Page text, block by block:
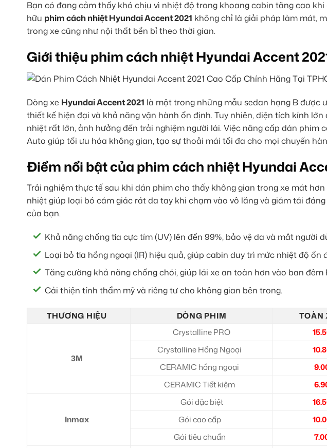
Bạn có đang cảm thấy khó chịu vì nhiệt độ trong khoang cabin tăng cao
hữu phim cách nhiệt Hyundai Accent 2021 không chỉ là giải pháp làm mát,
trong xe cũng như nội thất bền bỉ theo thời gian.
Giới thiệu phim cách nhiệt Hyundai Accent
Dòng xe Hyundai Accent 2021 là một trong những mẫu sedan hạng B
thiết kế hiện đại và khả năng vận hành ổn định. Tuy nhiên, diện tích kính
nhiệt rất lớn, ảnh hưởng đến trải nghiệm người lái. Việc nâng cấp dán phim
Auto giúp tối ưu hóa không gian, tạo sự thoải mái tối đa cho mọi chuyến
Điểm nổi bật của phim cách nhiệt Hyundai
Trải nghiệm thực tế sau khi dán phim cho thấy không gian trong xe mát
nhiệt giúp loại bỏ cảm giác rát da tay khi chạm vào vô lăng và giảm tải
của bạn.
Khả năng chống tia cực tím (UV) lên đến 99%, bảo vệ da và mắt người
Loại bỏ tia hồng ngoại (IR) hiệu quả, giúp cabin duy trì mức nhiệt độ ổn
Tăng cường khả năng chống chói, giúp lái xe an toàn hơn vào ban
Cải thiện tính thẩm mỹ và riêng tư cho không gian bên trong.
THƯƠNG HIỆU DÒNG PHIM TOÀN
3M
Crystalline PRO
Crystalline Hồng Ngoại
CERAMIC hồng ngoại
CERAMIC Tiết kiệm
Inmax
Gói đặc biệt
Gói cao cấp
Gói tiêu chuẩn